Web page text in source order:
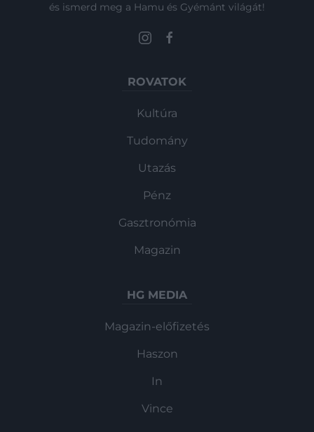
és ismerd meg a Hamu és Gyémánt világát!
ROVATOK
Kultúra
Tudomány
Utazás
Pénz
Gasztronómia
Magazin
HG MEDIA
Magazin-előfizetés
Haszon
In
Vince